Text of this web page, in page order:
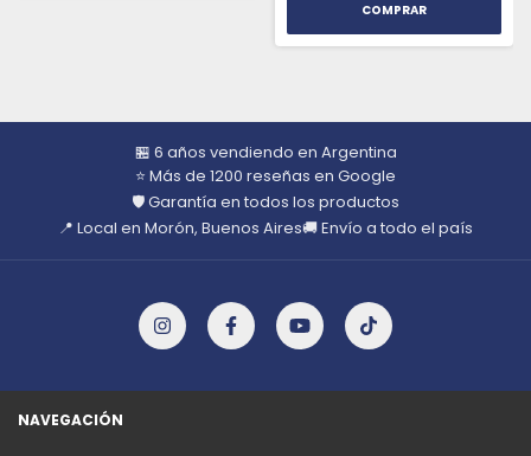
COMPRAR
🏪 6 años vendiendo en Argentina
⭐ Más de 1200 reseñas en Google
🛡️ Garantía en todos los productos
📍 Local en Morón, Buenos Aires🚚 Envío a todo el país
NAVEGACIÓN